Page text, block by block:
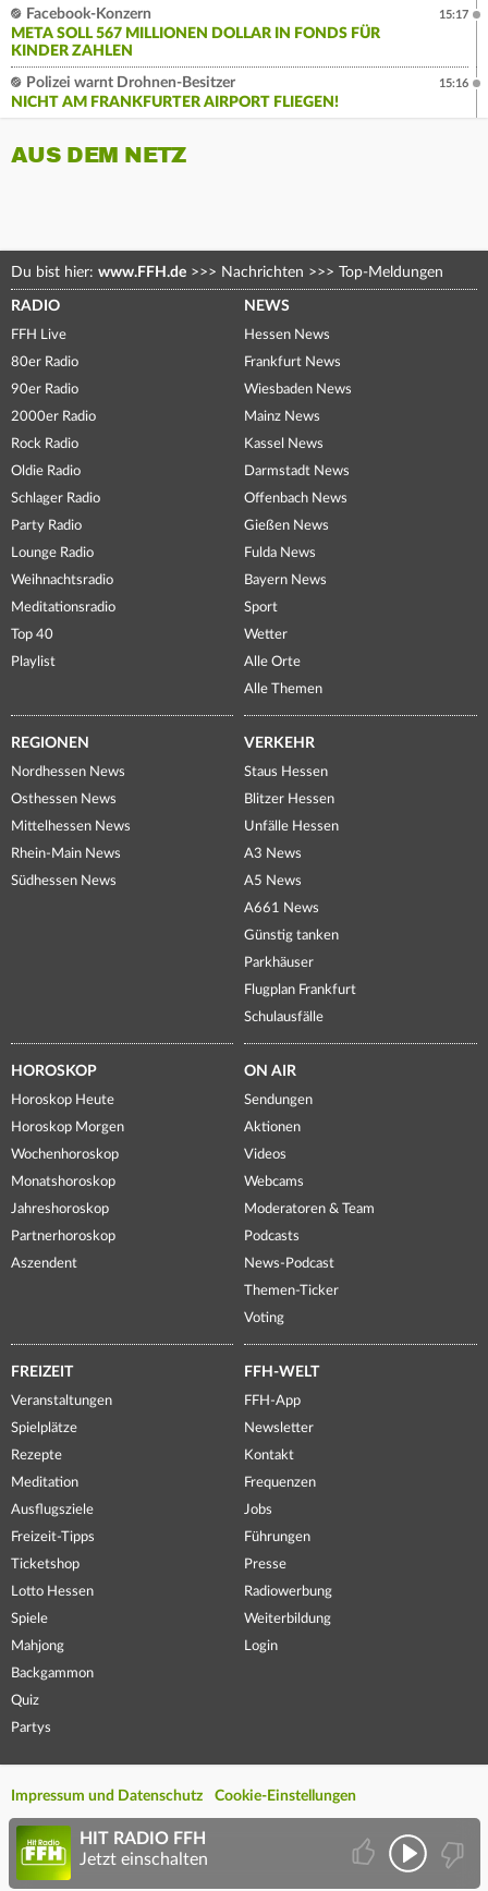
Facebook-Konzern
META SOLL 567 MILLIONEN DOLLAR IN FONDS FÜR
KINDER ZAHLEN
15:17
Polizei warnt Drohnen-Besitzer
NICHT AM FRANKFURTER AIRPORT FLIEGEN!
15:16
AUS DEM NETZ
Du bist hier: www.FFH.de >>> Nachrichten >>> Top-Meldungen
RADIO
FFH Live
80er Radio
90er Radio
2000er Radio
Rock Radio
Oldie Radio
Schlager Radio
Party Radio
Lounge Radio
Weihnachtsradio
Meditationsradio
Top 40
Playlist
NEWS
Hessen News
Frankfurt News
Wiesbaden News
Mainz News
Kassel News
Darmstadt News
Offenbach News
Gießen News
Fulda News
Bayern News
Sport
Wetter
Alle Orte
Alle Themen
REGIONEN
Nordhessen News
Osthessen News
Mittelhessen News
Rhein-Main News
Südhessen News
VERKEHR
Staus Hessen
Blitzer Hessen
Unfälle Hessen
A3 News
A5 News
A661 News
Günstig tanken
Parkhäuser
Flugplan Frankfurt
Schulausfälle
HOROSKOP
Horoskop Heute
Horoskop Morgen
Wochenhoroskop
Monatshoroskop
Jahreshoroskop
Partnerhoroskop
Aszendent
ON AIR
Sendungen
Aktionen
Videos
Webcams
Moderatoren & Team
Podcasts
News-Podcast
Themen-Ticker
Voting
FREIZEIT
Veranstaltungen
Spielplätze
Rezepte
Meditation
Ausflugsziele
Freizeit-Tipps
Ticketshop
Lotto Hessen
Spiele
Mahjong
Backgammon
Quiz
Partys
FFH-WELT
FFH-App
Newsletter
Kontakt
Frequenzen
Jobs
Führungen
Presse
Radiowerbung
Weiterbildung
Login
Impressum und Datenschutz Cookie-Einstellungen
HIT RADIO FFH
Jetzt einschalten